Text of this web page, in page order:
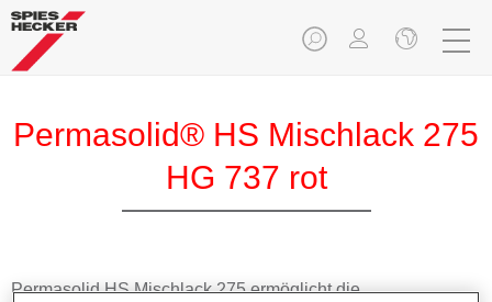
Permasolid® HS Mischlack 275
HG 737 rot
Permasolid HS Mischlack 275 ermöglicht die